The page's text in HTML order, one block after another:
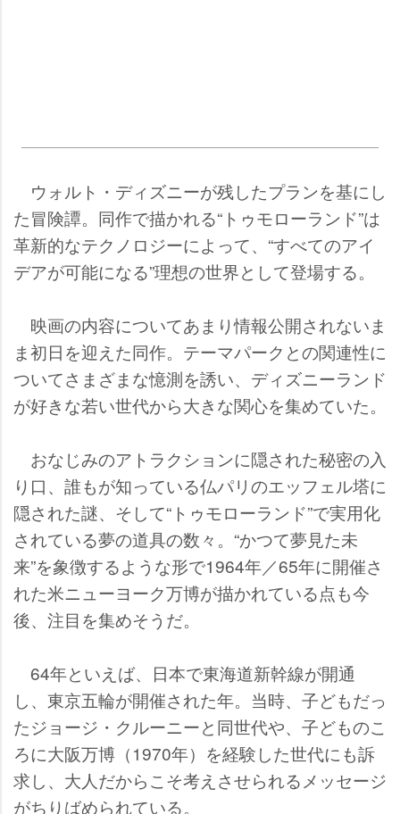
ウォルト・ディズニーが残したプランを基にし
た冒険譚。同作で描かれる“トゥモローランド”は
革新的なテクノロジーによって、“すべてのアイ
デアが可能になる”理想の世界として登場する。
映画の内容についてあまり情報公開されないま
ま初日を迎えた同作。テーマパークとの関連性に
ついてさまざまな憶測を誘い、ディズニーランド
が好きな若い世代から大きな関心を集めていた。
おなじみのアトラクションに隠された秘密の入
り口、誰もが知っている仏パリのエッフェル塔に
隠された謎、そして“トゥモローランド”で実用化
されている夢の道具の数々。“かつて夢見た未
来”を象徴するような形で1964年／65年に開催さ
れた米ニューヨーク万博が描かれている点も今
後、注目を集めそうだ。
64年といえば、日本で東海道新幹線が開通
し、東京五輪が開催された年。当時、子どもだっ
たジョージ・クルーニーと同世代や、子どものこ
ろに大阪万博（1970年）を経験した世代にも訴
求し、大人だからこそ考えさせられるメッセージ
がちりばめられている。